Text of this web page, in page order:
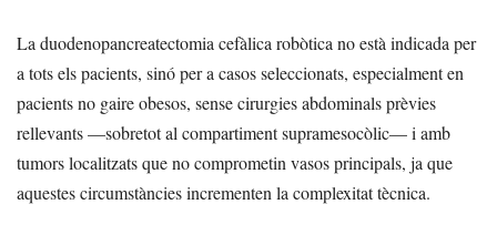
La duodenopancreatectomia cefàlica robòtica no està indicada per
a tots els pacients, sinó per a casos seleccionats, especialment en
pacients no gaire obesos, sense cirurgies abdominals prèvies
rellevants —sobretot al compartiment supramesocòlic— i amb
tumors localitzats que no comprometin vasos principals, ja que
aquestes circumstàncies incrementen la complexitat tècnica.